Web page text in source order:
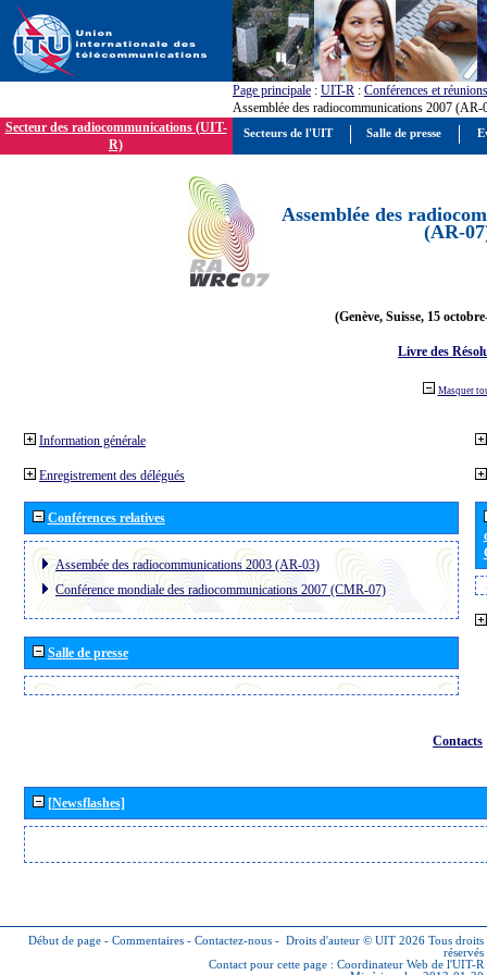
Page principale : UIT-R : Conférences et réunions
Assemblée des radiocommunications 2007 (AR-
Secteur des radiocommunications (UIT-
R)
Assemblée des
(AR-
(Genève, Suisse, 15
Livre des
Masquer
Information générale
Enregistrement des délégués
Conférences relatives
Assembée des radiocommunications 2003 (AR-03)
Conférence mondiale des radiocommunications 2007 (CMR-07)
Salle de presse
Contacts
[Newsflashes]
Début de page - Commentaires - Contactez-nous - Droits d'auteur © UIT 2026 Tous droits
réservés
Contact pour cette page : Coordinateur Web de l'UIT-R
Secteurs de l'UIT Salle de presse